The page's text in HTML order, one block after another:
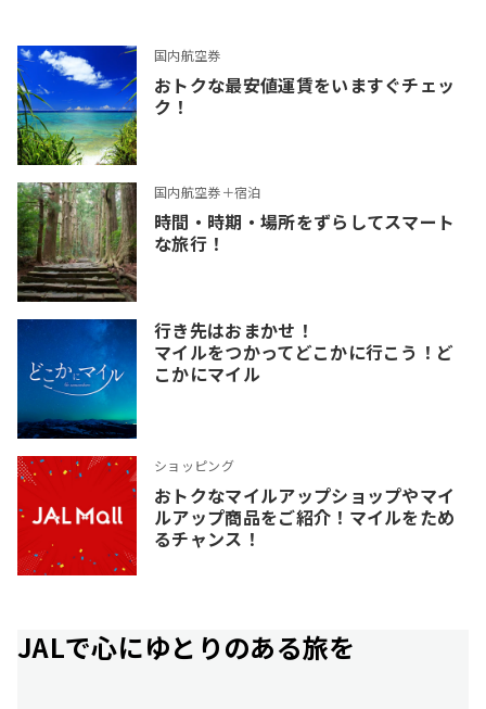
国内航空券
おトクな最安値運賃をいますぐチェッ
ク！
国内航空券＋宿泊
時間・時期・場所をずらしてスマート
な旅行！
行き先はおまかせ！
マイルをつかってどこかに行こう！ど
こかにマイル
ショッピング
おトクなマイルアップショップやマイ
ルアップ商品をご紹介！マイルをため
るチャンス！
JALで心にゆとりのある旅を